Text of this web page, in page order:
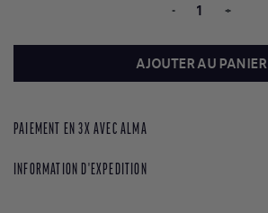
- +
AJOUTER AU PANIER
PAIEMENT EN 3X AVEC ALMA
INFORMATION D'EXPEDITION